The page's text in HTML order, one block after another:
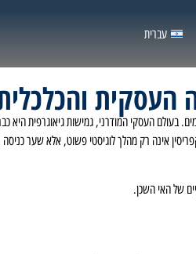
עברית
בעולם העסקי המודרני, גמישות גיאוגרפית
אינה רק מהלך לוגיסטי פשוט, אלא שער כניסה
של האי השכן.